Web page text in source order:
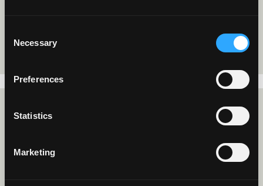
Selection
Necessary
Preferences
Statistics
MarketingBelgique
Italie